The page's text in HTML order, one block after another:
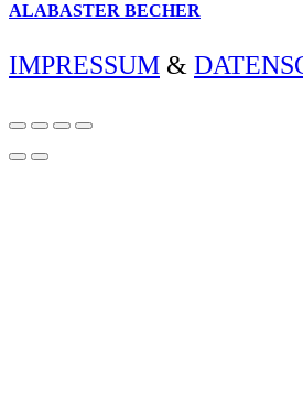
ALABASTER BECHER
IMPRESSUM &